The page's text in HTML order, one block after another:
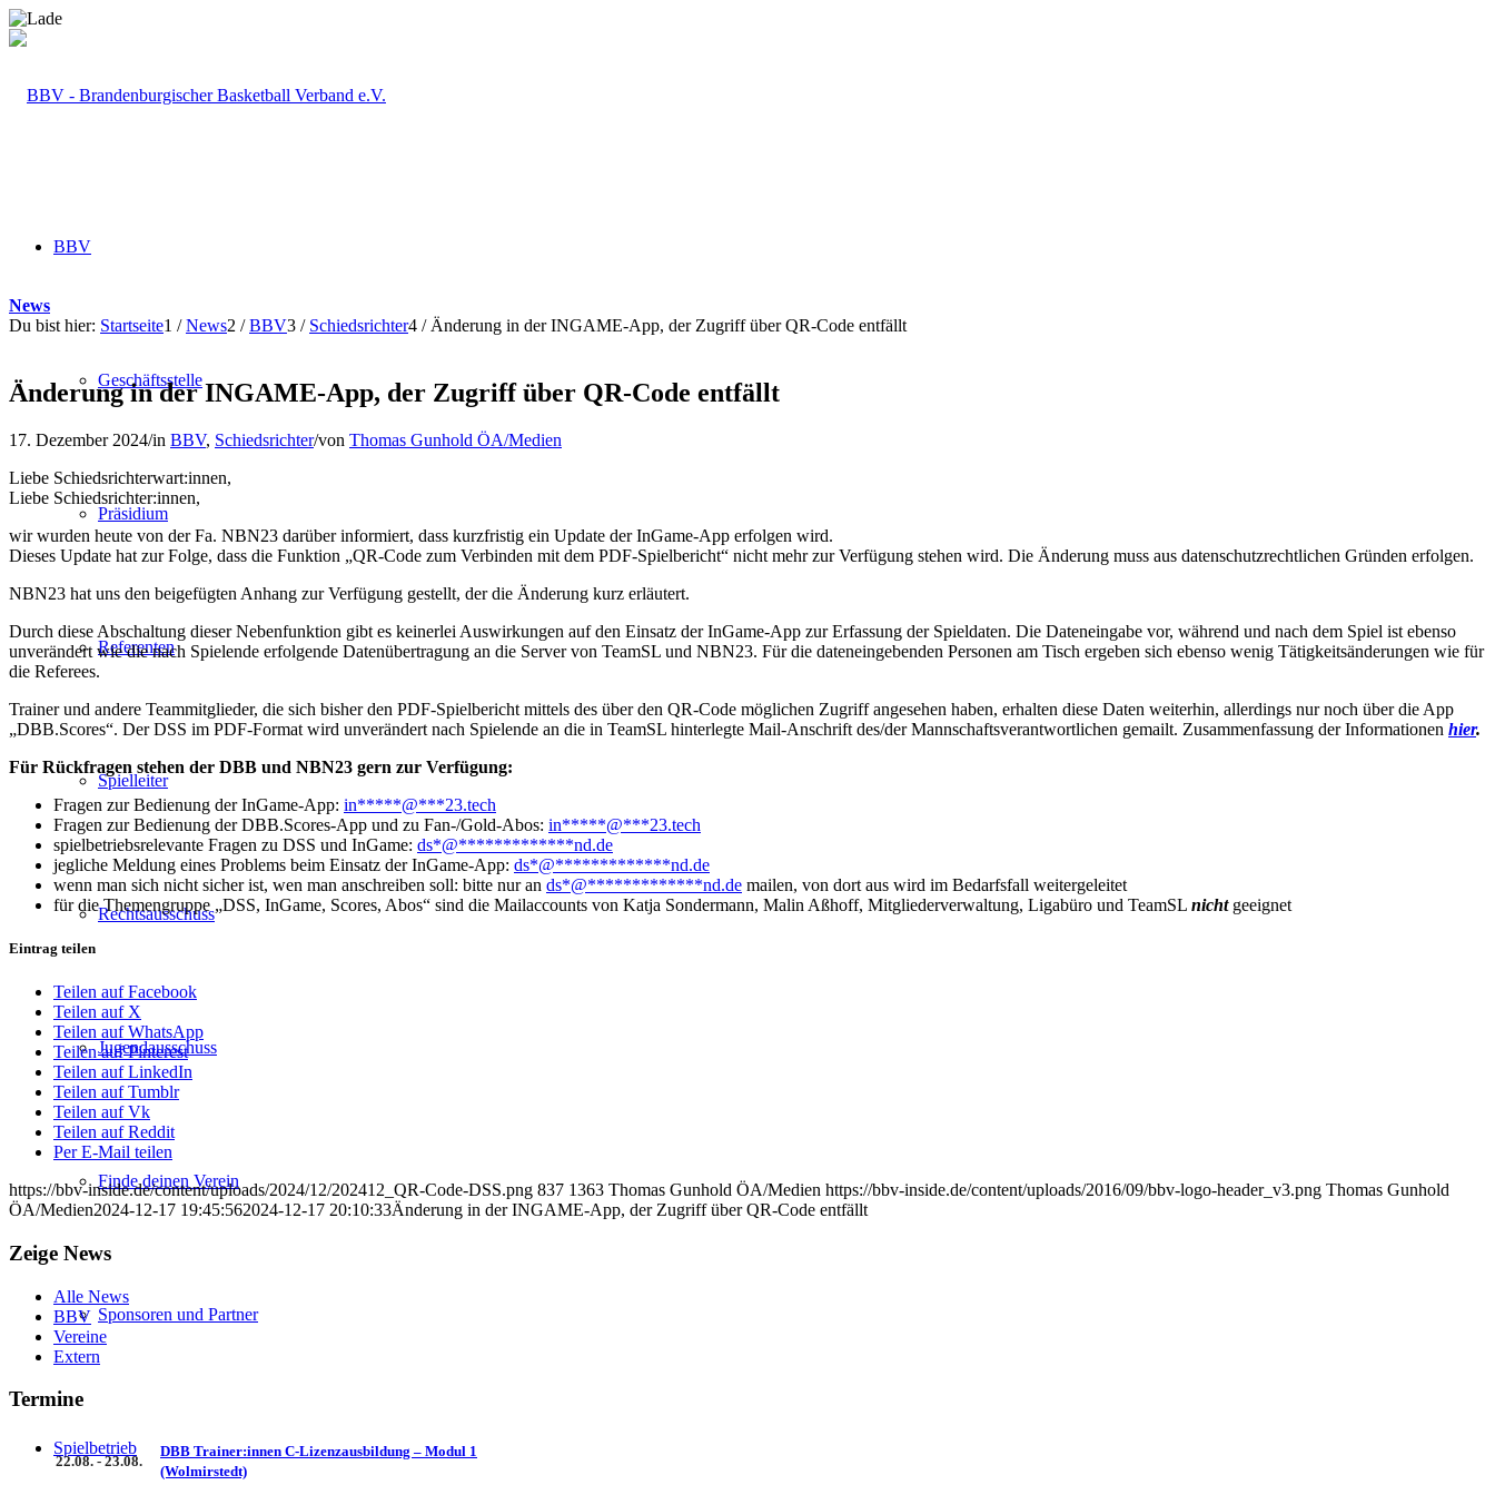
BBV
Geschäftsstelle
Präsidium
Referenten
Spielleiter
Rechtsausschuss
Jugendausschuss
Finde deinen Verein
Sponsoren und Partner
Spielbetrieb
News
Du bist hier: Startseite1 / News2 / BBV3 / Schiedsrichter4 / Änderung in der INGAME-App, der Zugriff über QR-Code entfällt
Änderung in der INGAME-App, der Zugriff über QR-Code entfällt
17. Dezember 2024/in BBV, Schiedsrichter/von Thomas Gunhold ÖA/Medien
Liebe Schiedsrichterwart:innen,
Liebe Schiedsrichter:innen,
wir wurden heute von der Fa. NBN23 darüber informiert, dass kurzfristig ein Update der InGame-App erfolgen wird.
Dieses Update hat zur Folge, dass die Funktion „QR-Code zum Verbinden mit dem PDF-Spielbericht“ nicht mehr zur Verfügung stehen wird. Die Änderung muss aus datenschutzrechtlichen Gründen erfolgen.
NBN23 hat uns den beigefügten Anhang zur Verfügung gestellt, der die Änderung kurz erläutert.
Durch diese Abschaltung dieser Nebenfunktion gibt es keinerlei Auswirkungen auf den Einsatz der InGame-App zur Erfassung der Spieldaten. Die Dateneingabe vor, während und nach dem Spiel ist ebenso
unverändert wie die nach Spielende erfolgende Datenübertragung an die Server von TeamSL und NBN23. Für die dateneingebenden Personen am Tisch ergeben sich ebenso wenig Tätigkeitsänderungen wie für
die Referees.
Trainer und andere Teammitglieder, die sich bisher den PDF-Spielbericht mittels des über den QR-Code möglichen Zugriff angesehen haben, erhalten diese Daten weiterhin, allerdings nur noch über die App
„DBB.Scores“. Der DSS im PDF-Format wird unverändert nach Spielende an die in TeamSL hinterlegte Mail-Anschrift des/der Mannschaftsverantwortlichen gemailt. Zusammenfassung der Informationen hier.
Für Rückfragen stehen der DBB und NBN23 gern zur Verfügung:
Fragen zur Bedienung der InGame-App: in*****@***23.tech
Fragen zur Bedienung der DBB.Scores-App und zu Fan-/Gold-Abos: in*****@***23.tech
spielbetriebsrelevante Fragen zu DSS und InGame: ds*@*************nd.de
jegliche Meldung eines Problems beim Einsatz der InGame-App: ds*@*************nd.de
wenn man sich nicht sicher ist, wen man anschreiben soll: bitte nur an ds*@*************nd.de mailen, von dort aus wird im Bedarfsfall weitergeleitet
für die Themengruppe „DSS, InGame, Scores, Abos“ sind die Mailaccounts von Katja Sondermann, Malin Aßhoff, Mitgliederverwaltung, Ligabüro und TeamSL nicht geeignet
Eintrag teilen
Teilen auf Facebook
Teilen auf X
Teilen auf WhatsApp
Teilen auf Pinterest
Teilen auf LinkedIn
Teilen auf Tumblr
Teilen auf Vk
Teilen auf Reddit
Per E-Mail teilen
https://bbv-inside.de/content/uploads/2024/12/202412_QR-Code-DSS.png 837 1363 Thomas Gunhold ÖA/Medien https://bbv-inside.de/content/uploads/2016/09/bbv-logo-header_v3.png Thomas Gunhold
ÖA/Medien2024-12-17 19:45:562024-12-17 20:10:33Änderung in der INGAME-App, der Zugriff über QR-Code entfällt
Zeige News
Alle News
BBV
Vereine
Extern
Termine
22.08. - 23.08.
DBB Trainer:innen C-Lizenzausbildung – Modul 1
(Wolmirstedt)